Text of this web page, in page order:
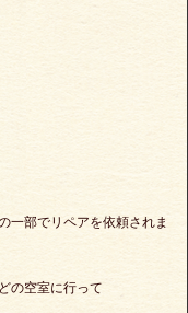
一部でリペアを依頼されま
の空室に行って